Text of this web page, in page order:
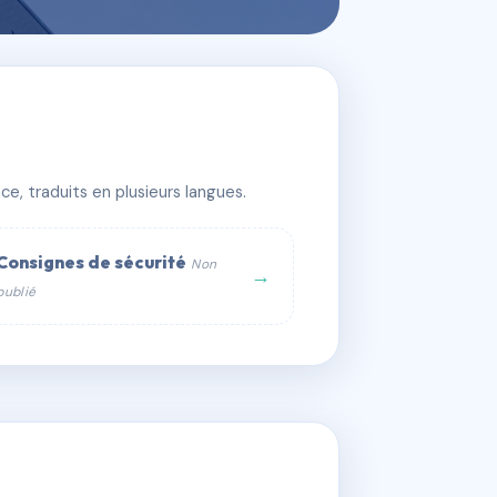
traduits en plusieurs langues.
de sécurité Non
→